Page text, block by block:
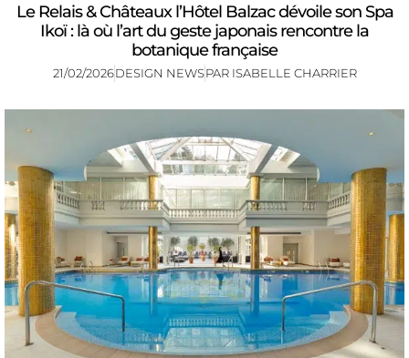
Le Relais & Châteaux l’Hôtel Balzac dévoile son Spa
Ikoï : là où l’art du geste japonais rencontre la
botanique française
21/02/2026DESIGN NEWSPAR ISABELLE CHARRIER